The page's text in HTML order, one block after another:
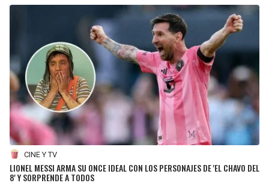
CINE Y TV
LIONEL MESSI ARMA SU ONCE IDEAL CON LOS PERSONAJES DE 'EL CHAVO DEL
8' Y SORPRENDE A TODOS